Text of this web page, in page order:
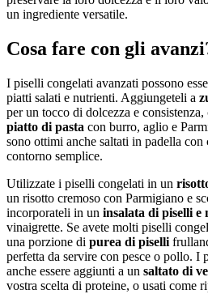
un ingrediente versatile.
Cosa fare con gli
I piselli congelati avanzati possono
piatti salati e nutrienti. Aggiungeteli a
per un tocco di dolcezza e
piatto di pasta con burro, aglio e
sono ottimi anche saltati in padella con
contorno semplice.
Utilizzate i piselli congelati in un
un risotto cremoso con Parmigiano e
incorporateli in un insalata di piselli e
vinaigrette. Se avete molti piselli
una porzione di purea di piselli
perfetta da servire con pesce o pollo. I
anche essere aggiunti a un saltato di
vostra scelta di proteine, o usati come